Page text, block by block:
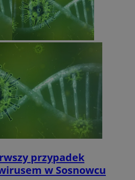
przypadek
w Sosnowcu